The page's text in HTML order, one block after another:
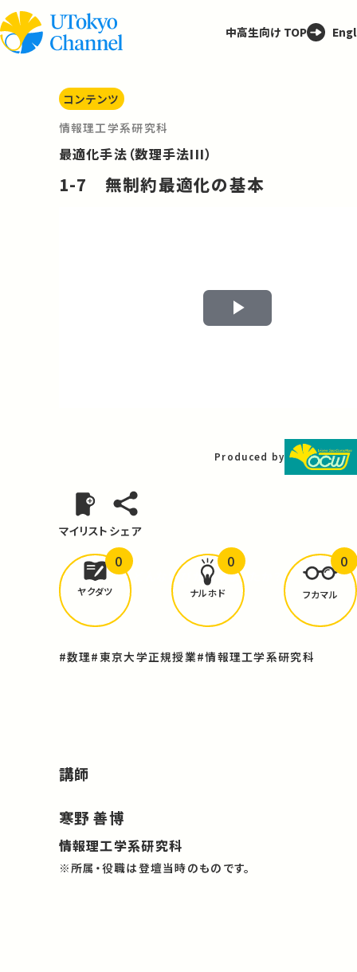
中高生向け TOP
コンテンツ
情報理工学系研究科
最適化手法（数理手法III）
1-7 無制約最適化の基本
Play
Produced by
マイリスト シェア
どんな学びがありましたか？
ヤクダツ
0
ナルホド
0
フカマル
0
#数理#東京大学正規授業#情報理工学系研究科
講師
寒野 善博
情報理工学系研究科
※所属・役職は登壇当時のものです。